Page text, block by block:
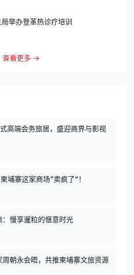
举办登革热诊疗培训
查看更多 →
高端会务旅居，盛迎商界与影视
埔寨这家商场“卖疯了”！
：慢享暹粒的惬意时光
朝永会晤，共推柬埔寨文旅资源